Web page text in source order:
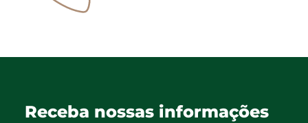
Receba nossas informações